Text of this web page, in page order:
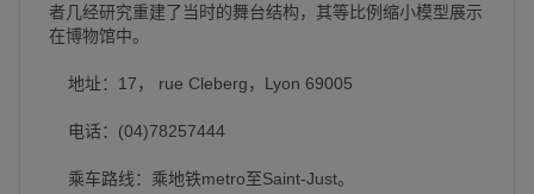
者几经研究重建了当时的舞台结构，其等比例缩小模型展示
在博物馆中。
地址：17， rue Cleberg，Lyon 69005
电话：(04)78257444
乘车路线：乘地铁metro至Saint-Just。